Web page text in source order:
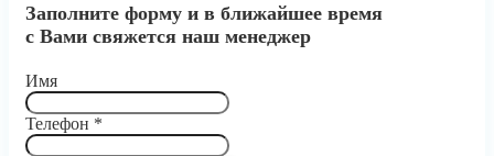
Заполните форму и в ближайшее время
с Вами свяжется наш менеджер
Имя
Телефон *